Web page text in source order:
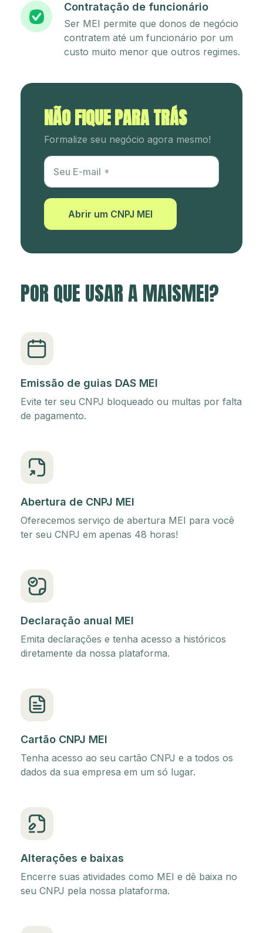
Contratação de funcionário
Ser MEI permite que donos de negócio
contratem até um funcionário por um
custo muito menor que outros regimes.
NÃO FIQUE PARA TRÁS
Formalize seu negócio agora mesmo!
Utm Content
Seu E-mail
Abrir um CNPJ MEI
POR QUE USAR A MAISMEI?
Emissão de guias DAS MEI
Evite ter seu CNPJ bloqueado ou multas por falta
de pagamento.
Abertura de CNPJ MEI
Oferecemos serviço de abertura MEI para você
ter seu CNPJ em apenas 48 horas!
Declaração anual MEI
Emita declarações e tenha acesso a históricos
diretamente da nossa plataforma.
Cartão CNPJ MEI
Tenha acesso ao seu cartão CNPJ e a todos os
dados da sua empresa em um só lugar.
Alterações e baixas
Encerre suas atividades como MEI e dê baixa no
seu CNPJ pela nossa plataforma.